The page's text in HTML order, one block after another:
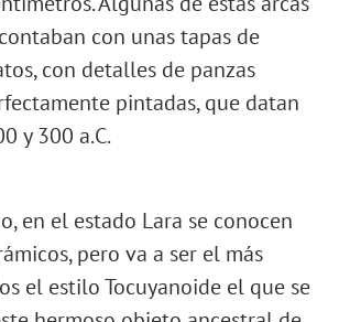
con unas tapas de
con detalles de panzas
pintadas, que datan
y 300 a.C.
en el estado Lara se conocen
pero va a ser el más
el estilo Tocuyanoide el que se